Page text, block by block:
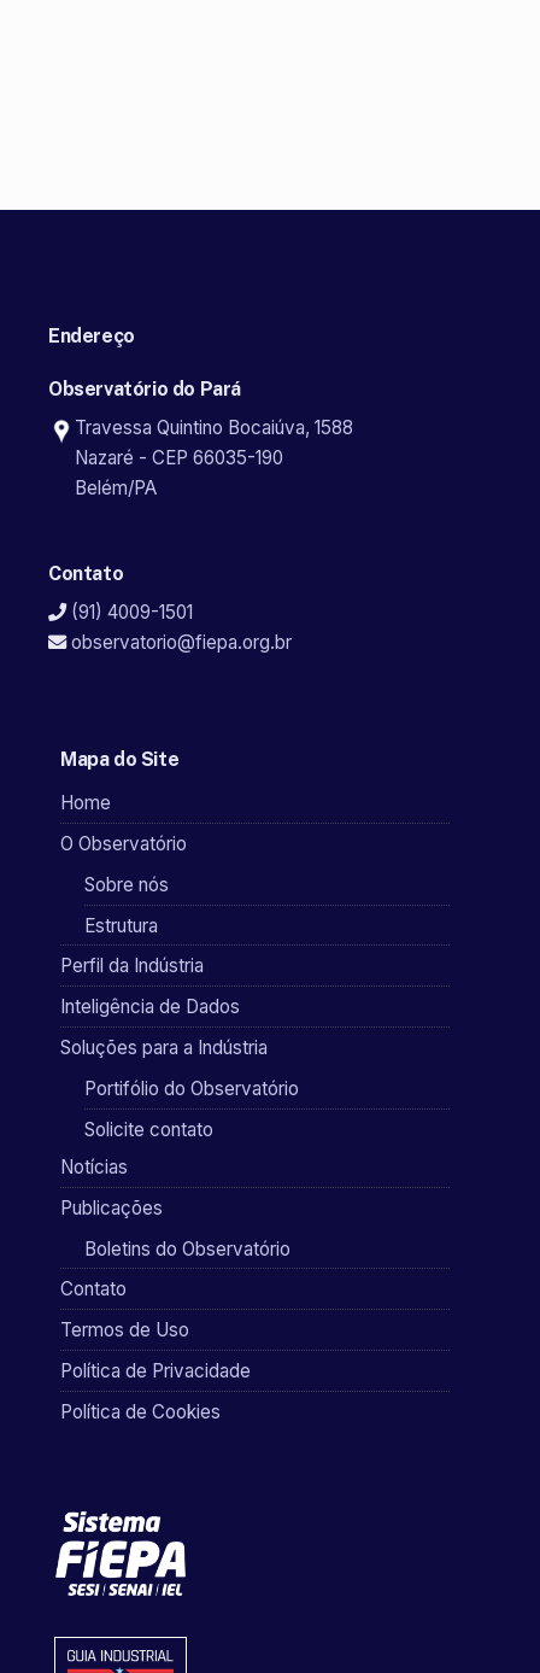
Endereço
Observatório do Pará
Travessa Quintino Bocaiúva, 1588
Nazaré - CEP 66035-190
Belém/PA
Contato
(91) 4009-1501
observatorio@fiepa.org.br
Mapa do Site
Home
O Observatório
Sobre nós
Estrutura
Perfil da Indústria
Inteligência de Dados
Soluções para a Indústria
Portifólio do Observatório
Solicite contato
Notícias
Publicações
Boletins do Observatório
Contato
Termos de Uso
Política de Privacidade
Política de Cookies